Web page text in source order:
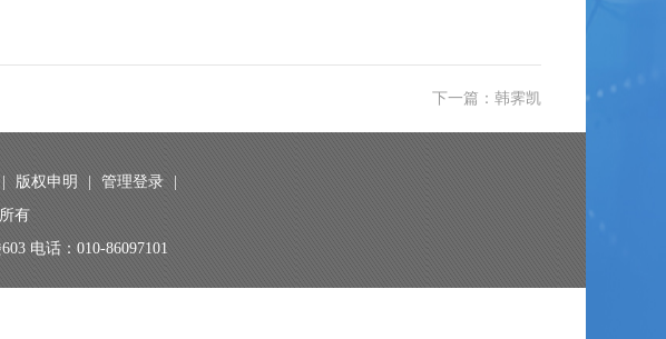
下一篇：韩霁凯
版权申明 管理登录
有
电话：010-86097101